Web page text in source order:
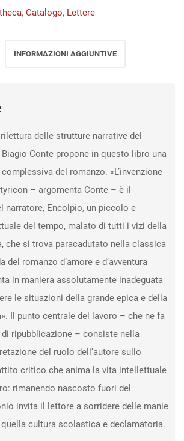
, Catalogo, Lettere
INFORMAZIONI AGGIUNTIVE
delle strutture narrative del
Biagio Conte propone in questo libro una
del romanzo. «L’invenzione
– argomenta Conte – è il
narratore, Encolpio, un piccolo e
del tempo, malato di tutti i vizi della
che si trova paracadutato nella classica
del romanzo d’amore e d’avventura
in maniera assolutamente inadeguata
le situazioni della grande epica e della
Il punto centrale del lavoro – che ne fa
ripubblicazione – consiste nella
del ruolo dell’autore sullo
critico che anima la vita intellettuale
rimanendo nascosto fuori del
invita il lettore a sorridere delle manie
quella cultura scolastica e declamatoria.